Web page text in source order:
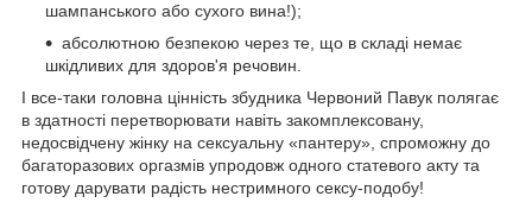
шампанського або сухого вина!);
абсолютною безпекою через те, що в складі немає
шкідливих для здоров'я речовин.
І все-таки головна цінність збудника Червоний Павук полягає
в здатності перетворювати навіть закомплексовану,
недосвідчену жінку на сексуальну «пантеру», спроможну до
багаторазових оргазмів упродовж одного статевого акту та
готову дарувати радість нестримного сексу-подобу!